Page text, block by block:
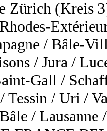
Zürich (Kreis
/ Bâle-
/ Jura /
Gall /
Tessin / Uri /
/